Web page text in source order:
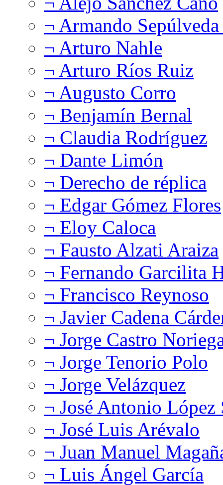
¬ Armando
¬ Arturo Nahle
¬ Arturo Ríos Ruiz
¬ Augusto Corro
¬ Benjamín Bernal
¬ Claudia Rodríguez
¬ Dante Limón
¬ Derecho de réplica
¬ Edgar Gómez Flores
¬ Eloy Caloca
¬ Fausto Alzati Araiza
¬ Fernando Garcilita
¬ Francisco Reynoso
¬ Javier Cadena
¬ Jorge Castro
¬ Jorge Tenorio Polo
¬ Jorge Velázquez
¬ José Antonio López
¬ José Luis Arévalo
¬ Juan Manuel
¬ Luis Ángel García